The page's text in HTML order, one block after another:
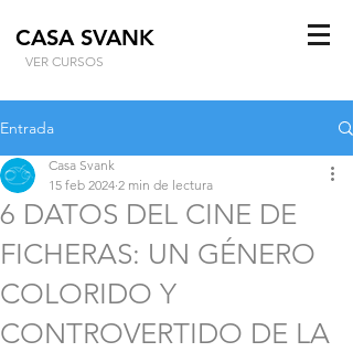
CASA SVANK
VER CURSOS
Entrada
6 DATOS DEL CINE DE
FICHERAS: UN GÉNERO
COLORIDO Y
CONTROVERTIDO DE LA
Casa Svank
15 feb 2024 2 min de lectura